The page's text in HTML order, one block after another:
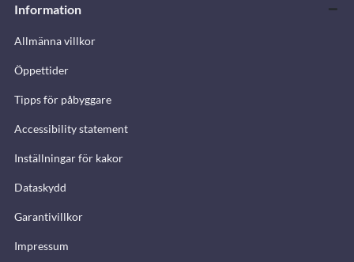
Information
Allmänna villkor
Öppettider
Tipps för påbyggare
Accessibility statement
Inställningar för kakor
Dataskydd
Garantivillkor
Impressum